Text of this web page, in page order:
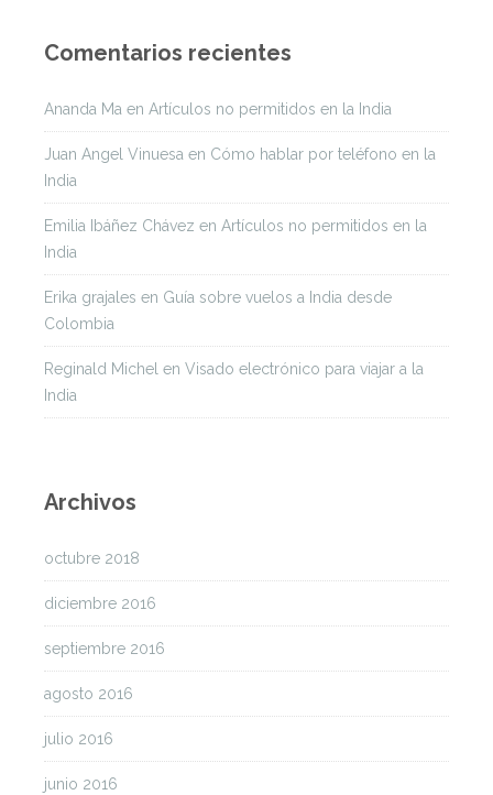
Comentarios recientes
Ananda Ma en Artículos no permitidos en la India
Juan Angel Vinuesa en Cómo hablar por teléfono en la
India
Emilia Ibáñez Chávez en Artículos no permitidos en la
India
Erika grajales en Guía sobre vuelos a India desde
Colombia
Reginald Michel en Visado electrónico para viajar a la
India
Archivos
octubre 2018
diciembre 2016
septiembre 2016
agosto 2016
julio 2016
junio 2016